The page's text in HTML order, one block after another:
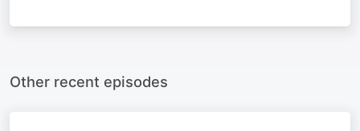
Other recent episodes